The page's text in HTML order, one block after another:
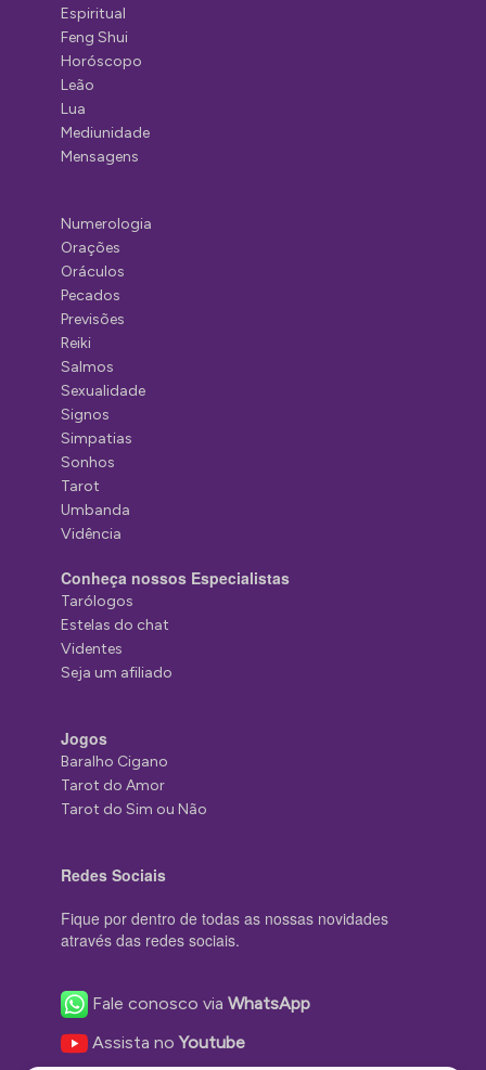
Espiritual
Feng Shui
Horóscopo
Leão
Lua
Mediunidade
Mensagens
Numerologia
Orações
Oráculos
Pecados
Previsões
Reiki
Salmos
Sexualidade
Signos
Simpatias
Sonhos
Tarot
Umbanda
Vidência
Conheça nossos Especialistas
Tarólogos
Estelas do chat
Videntes
Seja um afiliado
Jogos
Baralho Cigano
Tarot do Amor
Tarot do Sim ou Não
Redes Sociais
Fique por dentro de todas as nossas novidades
através das redes sociais.
Fale conosco viaWhatsApp
Assista noYoutube